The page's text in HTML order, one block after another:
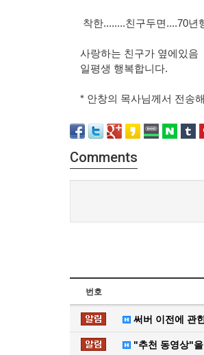
착한........친구두면....70년
사랑하는 친구가 옆에있음
일평생 행복합니다.
* 안창의 목사님께서 전송
Comments
번호
써버 이전에 관
"추천 동영상"